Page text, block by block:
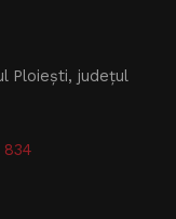
Ploiești, județul